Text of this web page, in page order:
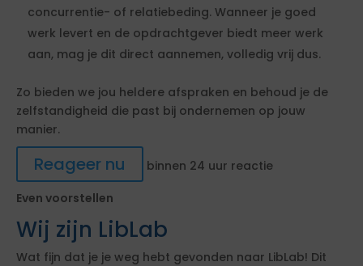
concurrentie- of relatiebeding. Wanneer je goed
werk levert en de opdrachtgever biedt meer werk
aan, mag je dit direct aannemen, volledig vrij dus.
Zo bieden we jou heldere afspraken en behoud je de
zelfstandigheid die past bij ondernemen op jouw
manier.
Reageer nu
binnen 24 uur reactie
Even voorstellen
Wij zijn LibLab
Wat fijn dat je je weg hebt gevonden naar LibLab! Dit